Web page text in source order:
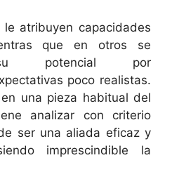
atribuyen capacidades
que en otros se
su potencial por
poco realistas.
una pieza habitual del
analizar con criterio
ser una aliada eficaz y
imprescindible la